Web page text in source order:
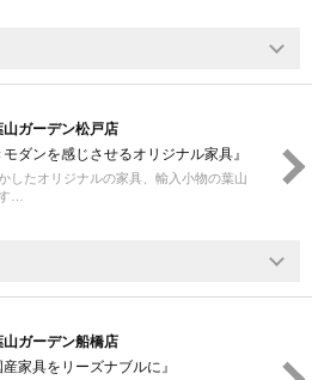
山ガーデン松戸店
モダンを感じさせるオリジナル家具』
したオリジナルの家具、輸入小物の葉山
…
山ガーデン船橋店
産家具をリーズナブルに』